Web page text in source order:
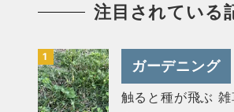
注目されている
ガーデニング
触ると種が飛ぶ